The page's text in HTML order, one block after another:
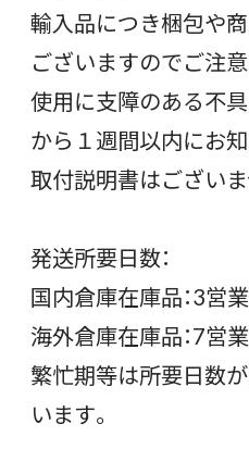
輸入品につき梱包や
ございますのでご注意
使用に支障のある不
から１週間以内にお知
取付説明書はございま
発送所要日数：
国内倉庫在庫品：3営
海外倉庫在庫品：7営
繁忙期等は所要日数
います。